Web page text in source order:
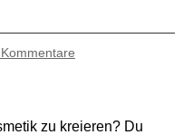
zu kreieren? Du